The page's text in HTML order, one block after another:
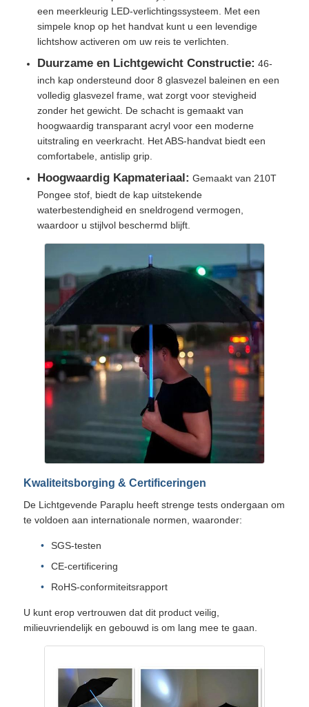
UV-bestendige paraplu's
Kinderparaplu's
strandparaplu's
Creatieve paraplu's
een meerkleurig LED-verlichtingssysteem. Met een
simpele knop op het handvat kunt u een levendige
lichtshow activeren om uw reis te verlichten.
Duurzame en Lichtgewicht Constructie: 46-
inch kap ondersteund door 8 glasvezel baleinen en een
volledig glasvezel frame, wat zorgt voor stevigheid
zonder het gewicht. De schacht is gemaakt van
hoogwaardig transparant acryl voor een moderne
uitstraling en veerkracht. Het ABS-handvat biedt een
comfortabele, antislip grip.
Hoogwaardig Kapmateriaal: Gemaakt van 210T
Pongee stof, biedt de kap uitstekende
waterbestendigheid en sneldrogend vermogen,
waardoor u stijlvol beschermd blijft.
Kwaliteitsborging & Certificeringen
De Lichtgevende Paraplu heeft strenge tests ondergaan om
te voldoen aan internationale normen, waaronder:
SGS-testen
CE-certificering
RoHS-conformiteitsrapport
U kunt erop vertrouwen dat dit product veilig,
milieuvriendelijk en gebouwd is om lang mee te gaan.